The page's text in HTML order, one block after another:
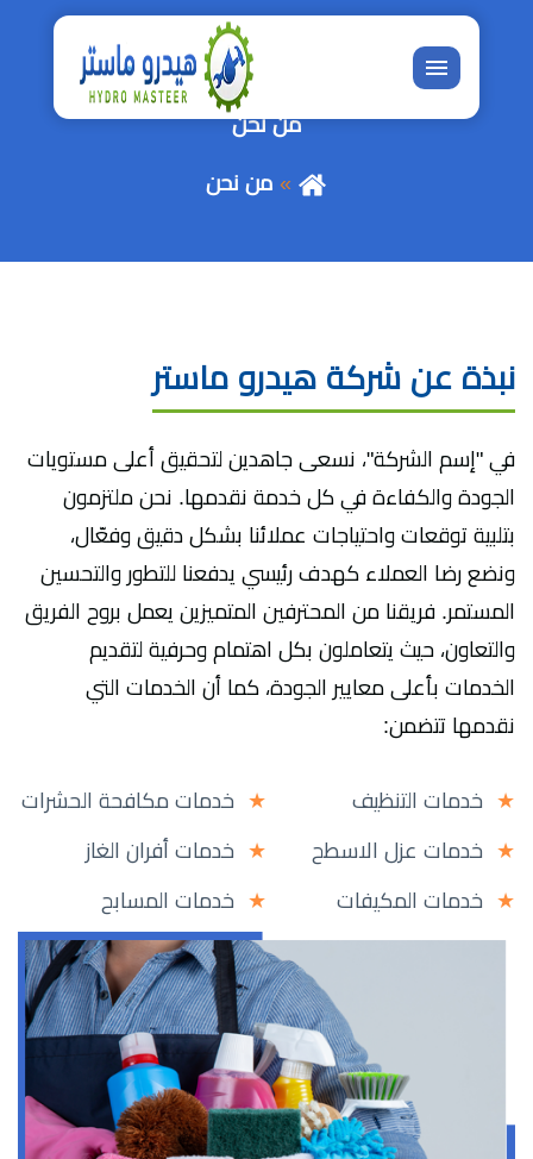
القائمة
من نحن
من نحن
نبذة عن شركة هيدرو ماستر
في "إسم الشركة"، نسعى جاهدين لتحقيق أعلى مستويات
الجودة والكفاءة في كل خدمة نقدمها. نحن ملتزمون
بتلبية توقعات واحتياجات عملائنا بشكل دقيق وفعّال،
ونضع رضا العملاء كهدف رئيسي يدفعنا للتطور والتحسين
المستمر. فريقنا من المحترفين المتميزين يعمل بروح الفريق
والتعاون، حيث يتعاملون بكل اهتمام وحرفية لتقديم
الخدمات بأعلى معايير الجودة، كما أن الخدمات التي
نقدمها تتضمن:
خدمات التنظيف خدمات مكافحة الحشرات
خدمات عزل الاسطح خدمات أفران الغاز
خدمات المكيفات خدمات المسابح